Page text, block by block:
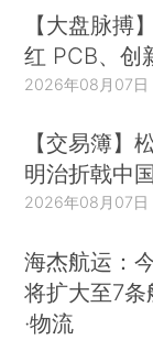
【大盘脉搏
红 PCB、创
2026年08月07日
【交易簿】
明治折戟中
2026年08月07日
海杰航运：
将扩大至7
·物流